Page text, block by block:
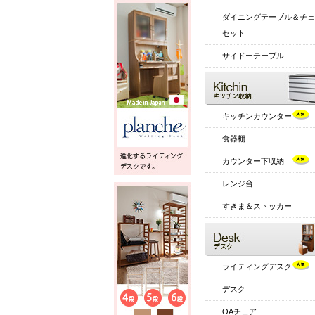
ダイニングテーブル＆チ
セット
サイドーテーブル
キッチンカウンター
食器棚
カウンター下収納
レンジ台
すきま＆ストッカー
ライティングデスク
デスク
OAチェア